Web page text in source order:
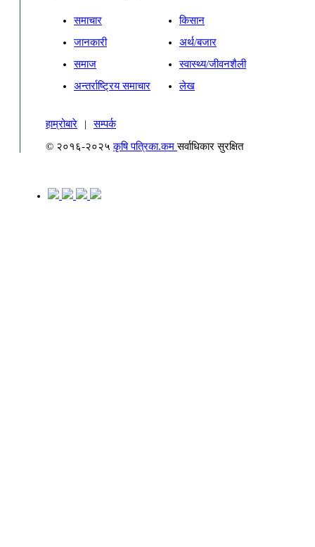
समाचार
किसान
जानकारी
अर्थ/बजार
समाज
स्वास्थ्य/जीवनशैली
अन्तर्राष्ट्रिय समाचार
लेख
हाम्रोबारे |
सम्पर्क
© २०१६-२०२५कृषि पत्रिका.कमसर्वाधिकार सुरक्षित